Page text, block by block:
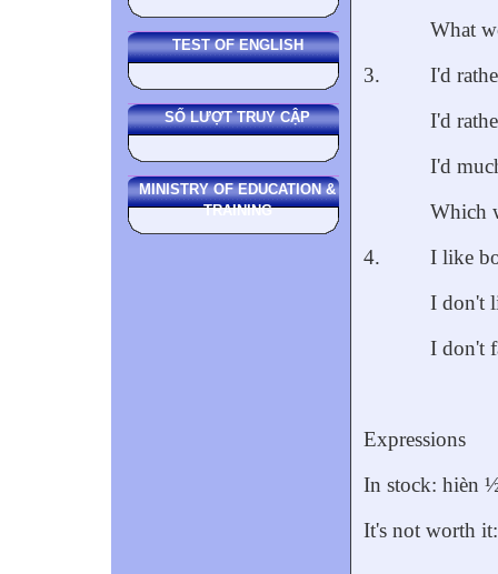
TEST OF ENGLISH
SỐ LƯỢT TRUY CẬP
MINISTRY OF EDUCATION &
TRAINING
What
3.
I'd
I'd
I'd
Which
4.
I like
I don't
I don't
Expressions
In stock: hièn
It's not worth